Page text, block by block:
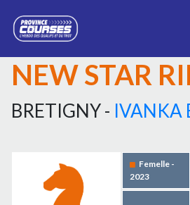
NEW STAR
BRETIGNY - IVANKA
Femelle -
2023